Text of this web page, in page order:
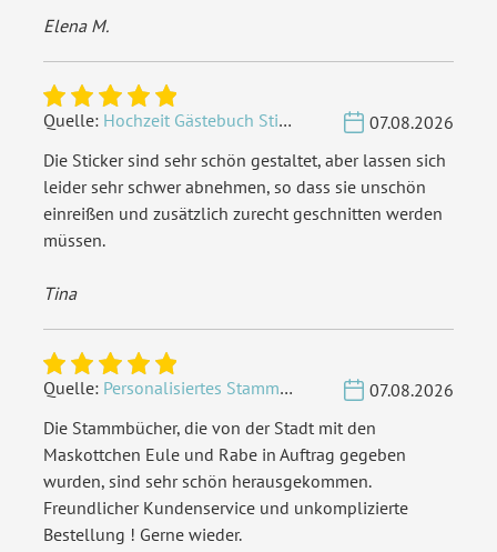
EAN:
Elena M.
Quelle: Hochzeit Gästebuch Sticker 40 Fragen - Weiß
07.08.2026
Die Sticker sind sehr schön gestaltet, aber lassen sich
leider sehr schwer abnehmen, so dass sie unschön
einreißen und zusätzlich zurecht geschnitten werden
müssen.
Tina
Quelle: Personalisiertes Stammbuch - Eigene Gravurdatei hochladen
07.08.2026
Die Stammbücher, die von der Stadt mit den
Maskottchen Eule und Rabe in Auftrag gegeben
wurden, sind sehr schön herausgekommen.
Freundlicher Kundenservice und unkomplizierte
Bestellung ! Gerne wieder.